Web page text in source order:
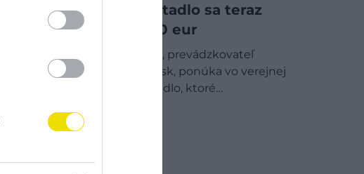
Toto malé lietadlo sa teraz
predáva za 10 eur
Spoločnosť Aena, prevádzkovateľ
španielskych letísk, ponúka vo verejnej
dražbe malé lietadlo, ktoré…
TECH